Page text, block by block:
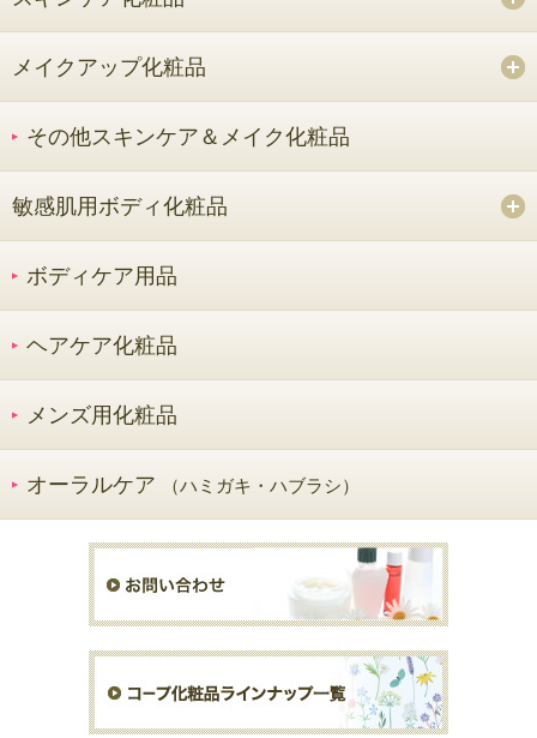
メイクアップ化粧品
その他スキンケア＆メイク化粧品
敏感肌用ボディ化粧品
ボディケア用品
ヘアケア化粧品
メンズ用化粧品
オーラルケア （ハミガキ・ハブラシ）